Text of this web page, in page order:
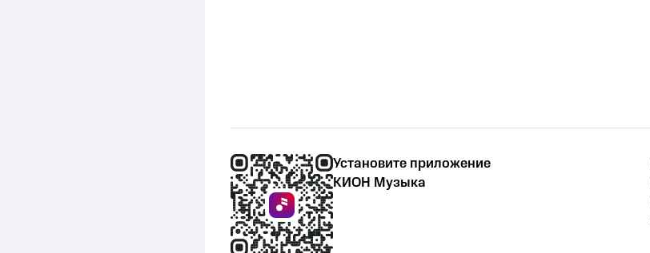
Установите приложение
КИОН Музыка